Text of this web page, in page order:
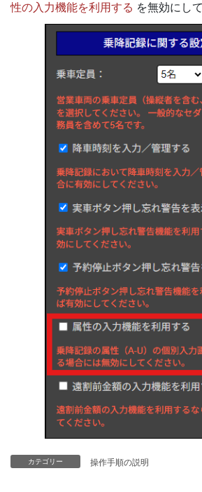
性の入力機能を利用する を無効にし
カテゴリー 操作手順の説明